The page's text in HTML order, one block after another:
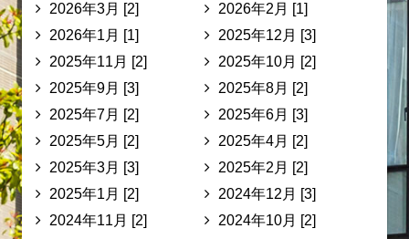
2026年3月 [2]
2026年2月 [1]
2026年1月 [1]
2025年12月 [3]
2025年11月 [2]
2025年10月 [2]
2025年9月 [3]
2025年8月 [2]
2025年7月 [2]
2025年6月 [3]
2025年5月 [2]
2025年4月 [2]
2025年3月 [3]
2025年2月 [2]
2025年1月 [2]
2024年12月 [3]
2024年11月 [2]
2024年10月 [2]